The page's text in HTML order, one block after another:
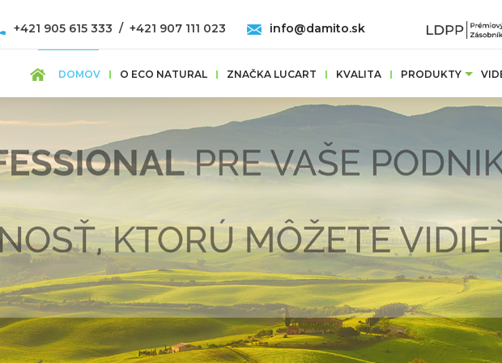
DOMOV O ECO NATURAL ZNAČKA LUCART KVALITA PRODUKTY
+421 905 615 333 / +421 907 111 023 info@damito.sk